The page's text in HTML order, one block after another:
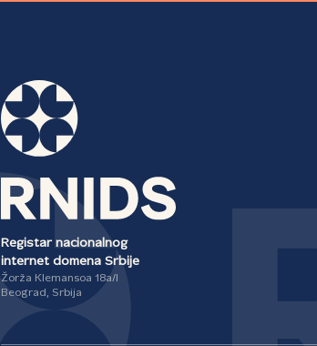
Registar nacionalnog
internet domena Srbije
Žorža Klemansoa 18a/I
Beograd, Srbija